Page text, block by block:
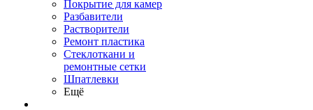
Покрытие для камер
Разбавители
Растворители
Ремонт пластика
Стеклоткани и
ремонтные сетки
Шпатлевки
Ещё